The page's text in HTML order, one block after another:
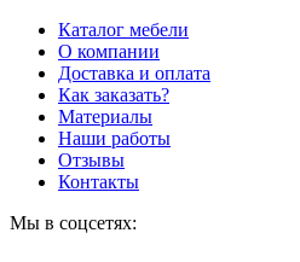
Каталог мебели
О компании
Доставка и оплата
Как заказать?
Материалы
Наши работы
Отзывы
Контакты
Мы в соцсетях: